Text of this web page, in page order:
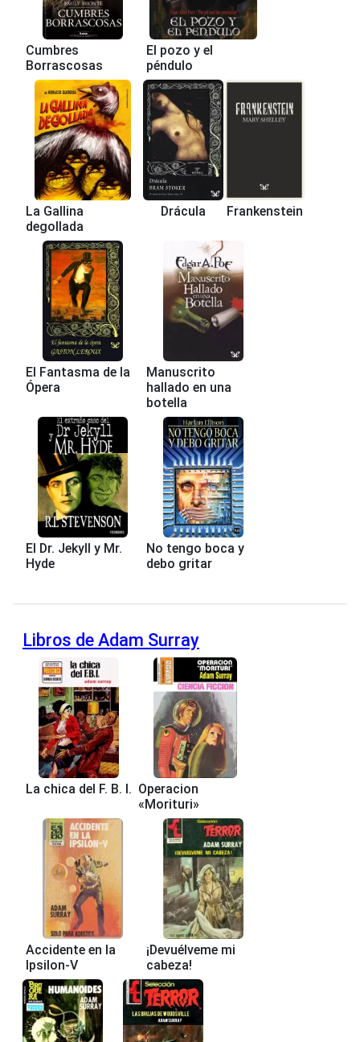
Cumbres
Borrascosas
El pozo y el
péndulo
La Gallina
degollada
Drácula Frankenstein
El Fantasma de la
Ópera
Manuscrito
hallado en una
botella
El Dr. Jekyll y Mr.
Hyde
No tengo boca y
debo gritar
Libros de Adam Surray
La chica del F. B. I. Operacion
«Morituri»
Accidente en la
Ipsilon-V
¡Devuélveme mi
cabeza!